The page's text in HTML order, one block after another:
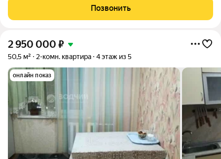
новых хозяев, которые оценят её удобное расположение и
приятную атмосферу. Преимущества
Позвонить
2 950 000 ₽
50,5 м² 2-комн. квартира 4 этаж из 5
онлайн показ